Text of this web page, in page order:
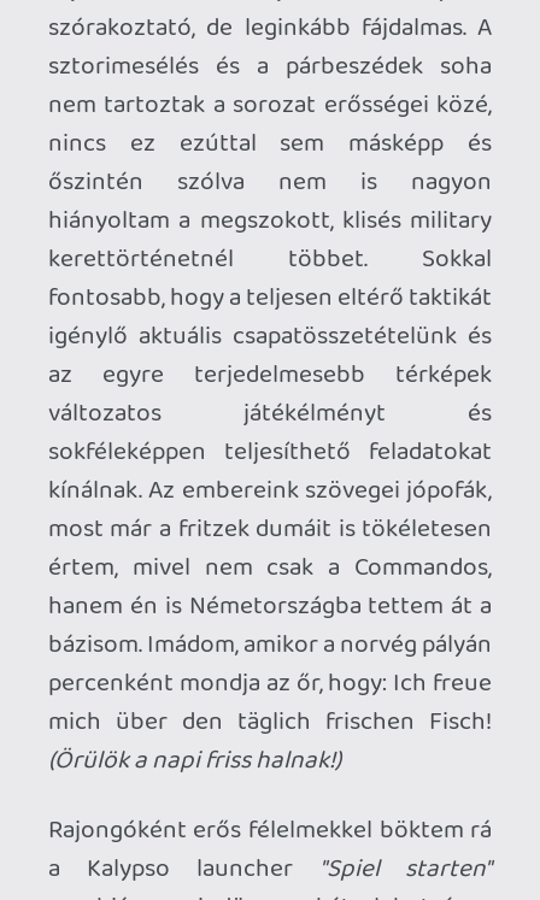
effektíve jobban be van zoom-olva:
community.pcgamingwiki.com
p34c3 2025.05.21 13:33:53
p34c3 2025.05.21 13:53:47 #2047c
A németeknél különösen megy ez a stílus,
és a Robin Hoodot készítő Spellbound
Entertainment is idevalósi. Biztos nem ok
nélkül vették meg a Commandos jogokat,
azzal most már igazi RTT (real-time
tactics) nagyhatalommá váltak. A lentebb
említett játékok meg mind kelet-
európaiak, a Sumerian Six és a War
Mongrels lengyel, a Partisans 1941 orosz.
Stadia HUN 2025.05.21 10:02:27
p34c3 2025.05.21 13:33:53 #20478
Sejtettem, hogy a Mimimi játékok ezeket -
vagy legalábbis jó részüket - már
alkalmazták, nem véletlenül magasztalták
annyit a műfaj rajongói és a sajtó, valami
előrelépést le kellett tenniük az asztalra.
Igazság szerint akkor lett volna hitelesebb
a kritikám, ha játszottam volna ezekkel is
és szélesebb rálátásom lenne a valós idejű
lopakodós taktikai játékokra. De nincs.
mint valaki aki nem játszik FPS-el, csak a
Age of Empires-el.
A Desperados első részével és a Robin
Hooddal egészen biztosan játszottam, de
Oké, értem és elfogadom!